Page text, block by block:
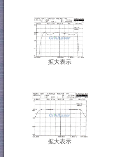
拡大表示
拡大表示